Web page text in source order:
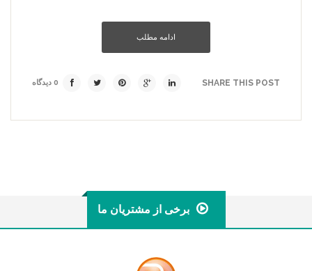
ادامه مطلب
SHARE THIS POST 0 دیدگاه
برخی از مشتریان ما